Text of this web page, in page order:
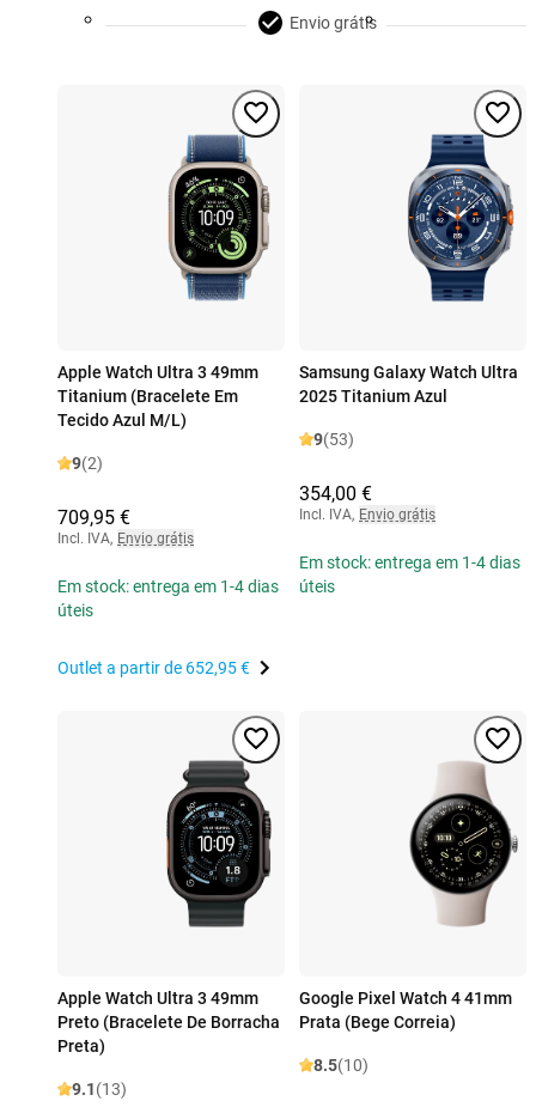
Envio grátis
Apple Watch Ultra 3 49mm
Titanium (Bracelete Em
Tecido Azul M/L)
9(2)
709,95 €
Incl. IVA, Envio grátis
Em stock: entrega em 1-4 dias
úteis
Outlet a partir de 652,95 €
Samsung Galaxy Watch Ultra
2025 Titanium Azul
9(53)
354,00 €
Incl. IVA, Envio grátis
Em stock: entrega em 1-4 dias
úteis
Apple Watch Ultra 3 49mm
Preto (Bracelete De Borracha
Preta)
9.1(13)
Google Pixel Watch 4 41mm
Prata (Bege Correia)
8.5(10)